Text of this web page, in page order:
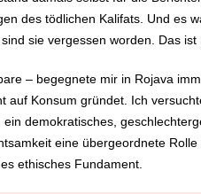
des tödlichen Kalifats. Und es
sie vergessen worden. Das ist
– begegnete mir in Rojava
auf Konsum gründet. Ich
demokratisches,
eine übergeordnete
ethisches Fundament.